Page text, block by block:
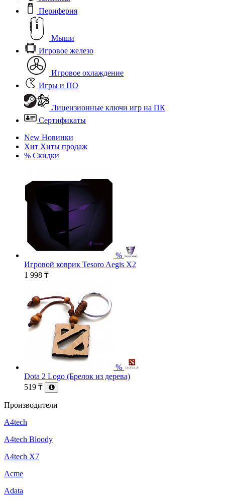
Периферия
Мыши
Игровое железо
Игровое охлаждение
Игры и ПО
Лицензионные ключи игр на ПК
Сертификаты
New Новинки
Хит Хиты продаж
% Скидки
%
Игровой коврик Tesoro Aegis X2
1 998 ₸
%
Dota 2 Logo (Брелок из дерева)
519 ₸
Производители
A4tech
A4tech Bloody
A4tech X7
Acme
Adata